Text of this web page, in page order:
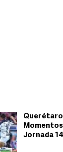
Querétaro
Jornada